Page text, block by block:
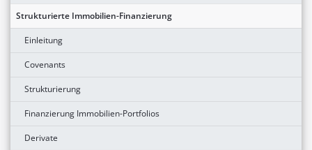
Strukturierte Immobilien-Finanzierung
Einleitung
Covenants
Strukturierung
Finanzierung Immobilien-Portfolios
Derivate